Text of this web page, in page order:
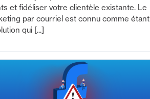
et fidéliser votre clientèle existante. Le
par courriel est connu comme étant
qui [...]